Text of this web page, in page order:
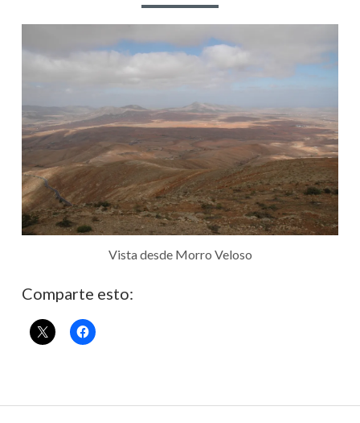
NAVEGACIÓN
Vista desde Morro Veloso
Comparte esto: